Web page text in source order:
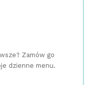
Zamów go
dzienne menu.